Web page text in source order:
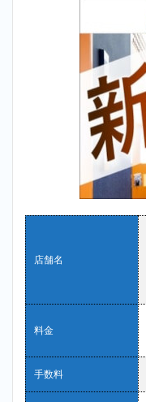
店舗名
料金
手数料